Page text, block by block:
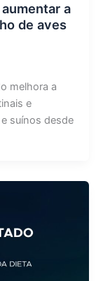
a
de aves
melhora a
e
suínos desde